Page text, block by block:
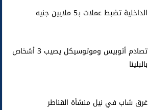
الداخلية تضبط عملات بـ5 ملايين جنيه
تصادم أتوبيس وموتوسيكل يصيب 3 أشخاص
بالبلينا
غرق شاب في نيل منشأة القناطر